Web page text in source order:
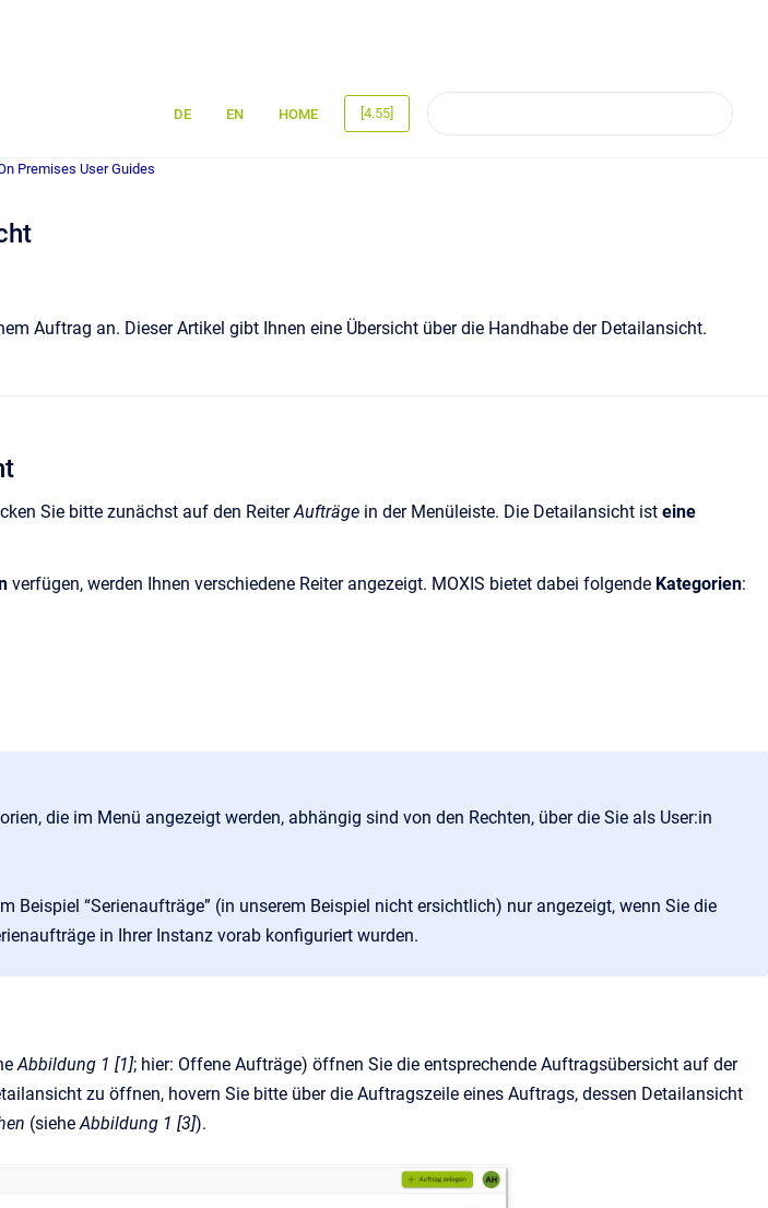
DE EN HOME [4.55]
Premises User Guides
Auftrag an. Dieser Artikel gibt Ihnen eine Übersicht über die Handhabe der Detailansicht.
Sie bitte zunächst auf den ReiterAufträge in der Menüleiste. Die Detailansicht ist eine
verfügen, werden Ihnen verschiedene Reiter angezeigt. MOXIS bietet dabei folgende Kategorien:
die im Menü angezeigt werden, abhängig sind von den Rechten, über die Sie als User:in
Beispiel “Serienaufträge” (in unserem Beispiel nicht ersichtlich) nur angezeigt, wenn Sie die
in Ihrer Instanz vorab konfiguriert wurden.
Abbildung 1 [1]; hier: Offene Aufträge) öffnen Sie die entsprechende Auftragsübersicht auf der
zu öffnen, hovern Sie bitte über die Auftragszeile eines Auftrags, dessen Detailansicht
(sieheAbbildung 1 [3]).